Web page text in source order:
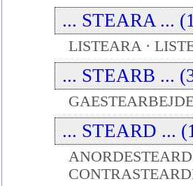
... STEARA ...
LISTEARA ·
... STEARB ...
... STEARD ...